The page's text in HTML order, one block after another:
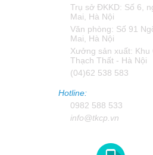
Trụ sở ĐKKD: Số 6,
Mai, Hà Nội
Văn phòng: Số 91
Mai, Hà Nội
Xưởng sản xuất: Khu
Thạch Thất - Hà Nội
(04)62 538 583
Hotline:
0982 588 533
info@tkcp.vn